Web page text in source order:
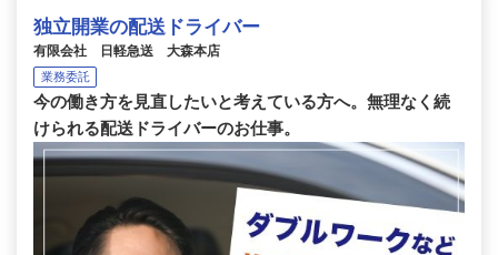
独立開業の配送ドライバー
有限会社 日軽急送 大森本店
業務委託
今の働き方を見直したいと考えている方へ。無理なく続
けられる配送ドライバーのお仕事。